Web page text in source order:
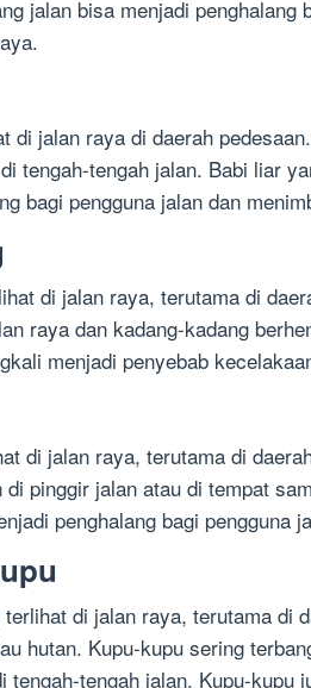
jalan bisa menjadi penghalang
di jalan raya di daerah
tengah-tengah jalan. Babi liar
bagi pengguna jalan dan
di jalan raya, terutama di
raya dan kadang-kadang
menjadi penyebab
di jalan raya, terutama di
di pinggir jalan atau di tempat
penghalang bagi pengguna
di jalan raya, terutama di
hutan. Kupu-kupu sering
tengah-tengah jalan. Kupu-kupu